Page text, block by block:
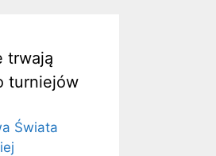
trwają
turniejów
Świata